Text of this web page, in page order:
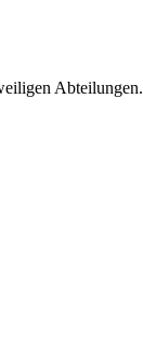
Abteilungen.